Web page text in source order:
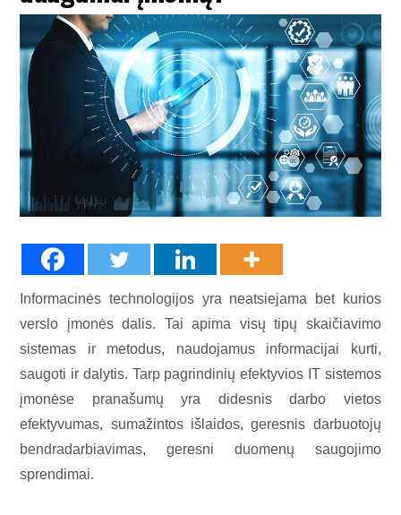
Informacinės technologijos yra neatsiejama bet kurios
verslo įmonės dalis. Tai apima visų tipų skaičiavimo
sistemas ir metodus, naudojamus informacijai kurti,
saugoti ir dalytis. Tarp pagrindinių efektyvios IT sistemos
įmonėse pranašumų yra didesnis darbo vietos
efektyvumas, sumažintos išlaidos, geresnis darbuotojų
bendradarbiavimas, geresni duomenų saugojimo
sprendimai.